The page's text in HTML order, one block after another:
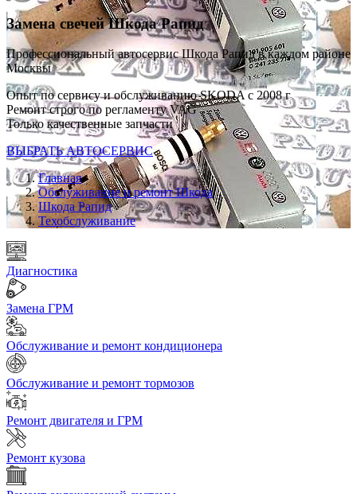
Замена свечейШкода Рапид
Профессиональный автосервис Шкода Рапид в каждом районе
Москвы
Опыт по сервису и обслуживанию SKODA с 2008 г
Ремонт строго по регламенту VAG
Только качественные запчасти
ВЫБРАТЬ АВТОСЕРВИС
Главная
Обслуживание и ремонт Шкода
Шкода Рапид
Техобслуживание
Диагностика
Замена ГРМ
Обслуживание и ремонт кондиционера
Обслуживание и ремонт тормозов
Ремонт двигателя и ГРМ
Ремонт кузова